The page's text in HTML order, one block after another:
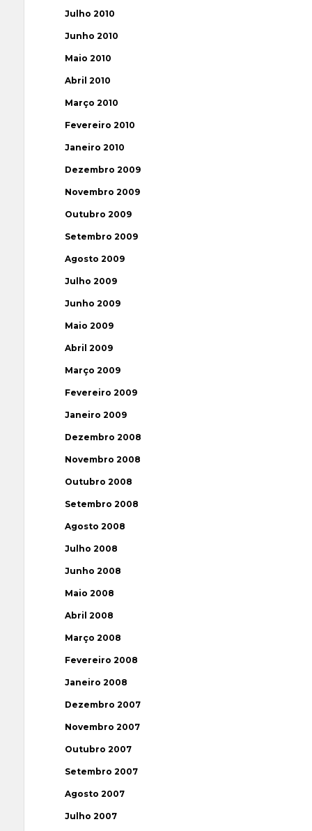
Julho 2010
Junho 2010
Maio 2010
Abril 2010
Março 2010
Fevereiro 2010
Janeiro 2010
Dezembro 2009
Novembro 2009
Outubro 2009
Setembro 2009
Agosto 2009
Julho 2009
Junho 2009
Maio 2009
Abril 2009
Março 2009
Fevereiro 2009
Janeiro 2009
Dezembro 2008
Novembro 2008
Outubro 2008
Setembro 2008
Agosto 2008
Julho 2008
Junho 2008
Maio 2008
Abril 2008
Março 2008
Fevereiro 2008
Janeiro 2008
Dezembro 2007
Novembro 2007
Outubro 2007
Setembro 2007
Agosto 2007
Julho 2007